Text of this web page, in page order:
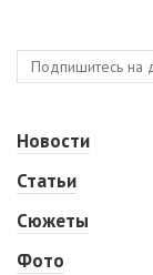
Новости
Статьи
Сюжеты
Фото